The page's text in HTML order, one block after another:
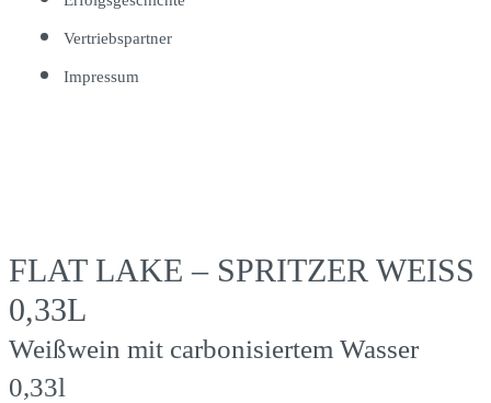
Vertriebspartner
Impressum
FLAT LAKE – SPRITZER WEISS
0,33L
Weißwein mit carbonisiertem Wasser
0,33l